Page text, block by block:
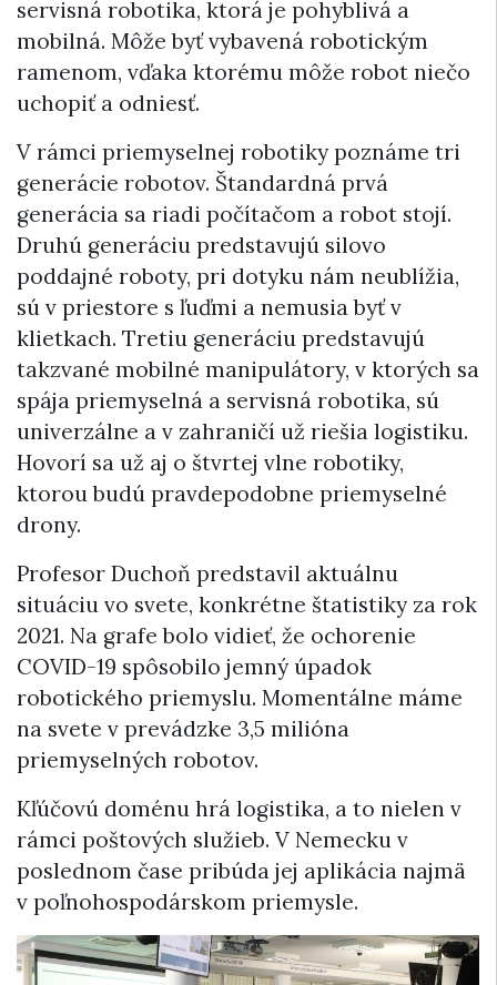
servisná robotika, ktorá je pohyblivá a
mobilná. Môže byť vybavená robotickým
ramenom, vďaka ktorému môže robot niečo
uchopiť a odniesť.
V rámci priemyselnej robotiky poznáme tri
generácie robotov. Štandardná prvá
generácia sa riadi počítačom a robot stojí.
Druhú generáciu predstavujú silovo
poddajné roboty, pri dotyku nám neublížia,
sú v priestore s ľuďmi a nemusia byť v
klietkach. Tretiu generáciu predstavujú
takzvané mobilné manipulátory, v ktorých sa
spája priemyselná a servisná robotika, sú
univerzálne a v zahraničí už riešia logistiku.
Hovorí sa už aj o štvrtej vlne robotiky,
ktorou budú pravdepodobne priemyselné
drony.
Profesor Duchoň predstavil aktuálnu
situáciu vo svete, konkrétne štatistiky za rok
2021. Na grafe bolo vidieť, že ochorenie
COVID-19 spôsobilo jemný úpadok
robotického priemyslu. Momentálne máme
na svete v prevádzke 3,5 milióna
priemyselných robotov.
Kľúčovú doménu hrá logistika, a to nielen v
rámci poštových služieb. V Nemecku v
poslednom čase pribúda jej aplikácia najmä
v poľnohospodárskom priemysle.